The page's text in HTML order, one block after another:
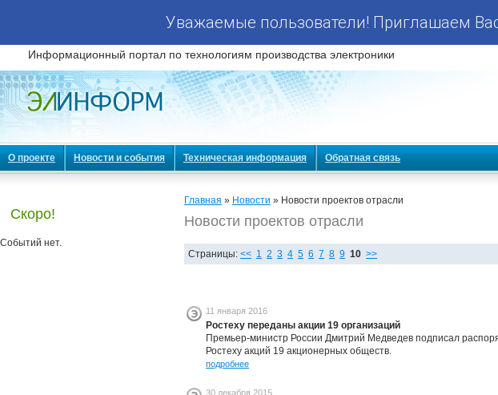
Уважаемые пользователи! Приглашаем
Информационный портал по технологиям производства электроники
О проекте Новости и события Техническая информация Обратная связь
Скоро!
Событий нет.
Главная » Новости » Новости проектов отрасли
Новости проектов отрасли
Страницы: << 1 2 3 4 5 6 7 8 9 10 >>
11 января 2016
Ростеху переданы акции 19 организаций
Премьер-министр России Дмитрий Медведев подписал
Ростеху акций 19 акционерных обществ.
подробнее
30 декабря 2015